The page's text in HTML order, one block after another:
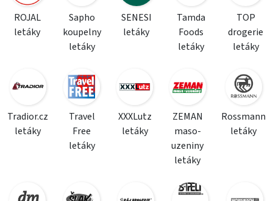
ROJAL
letáky
Sapho
koupelny
letáky
SENESI
letáky
Tamda
Foods
letáky
TOP
drogerie
letáky
Tradior.cz
letáky
Travel
Free
letáky
XXXLutz
letáky
ZEMAN
maso-
uzeniny
letáky
Rossmann
letáky